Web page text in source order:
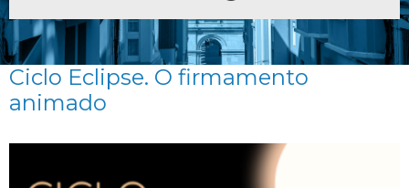
Ciclo Eclipse. O firmamento
animado